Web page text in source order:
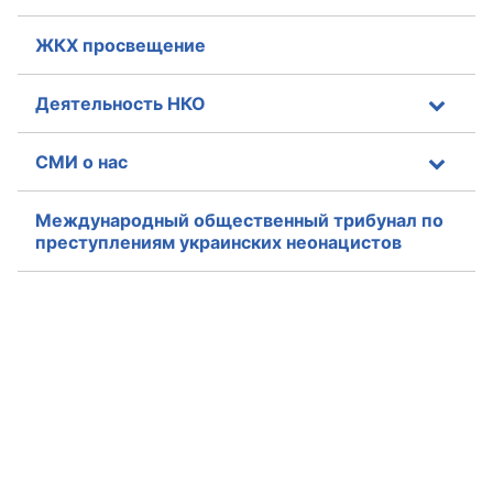
ЖКХ просвещение
Деятельность НКО
СМИ о нас
Международный общественный трибунал по
преступлениям украинских неонацистов